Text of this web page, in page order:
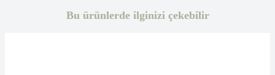
Bu ürünlerde ilginizi çekebilir